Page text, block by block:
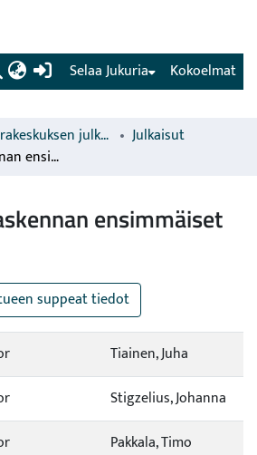
(current) Kokoelmat
Selaa Jukuria
Luonnonvarakeskuksen julkaisut
Julkaisut
Peltokolmiolaskennan ensimmäiset tulokset
ensimmäiset
suppeat tiedot
Tiainen, Juha
Stigzelius, Johanna
Pakkala, Timo